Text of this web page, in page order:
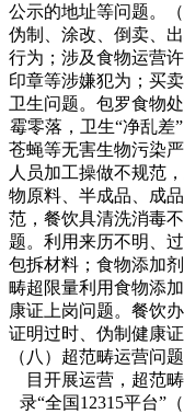
公示的地址等问题。
伪制、涂改、倒卖、
行为；涉及食物运营
印章等涉嫌犯为；买
卫生问题。包罗食物
霉零落，卫生“净乱差
苍蝇等无害生物污染
人员加工操做不规范
物原料、半成品、成
范，餐饮具清洗消毒
题。利用来历不明、
包拆材料；食物添加
畴超限量利用食物添
康证上岗问题。餐饮
证明过时、伪制健康
（八）超范畴运营问
目开展运营，超范
录“全国12315平台”